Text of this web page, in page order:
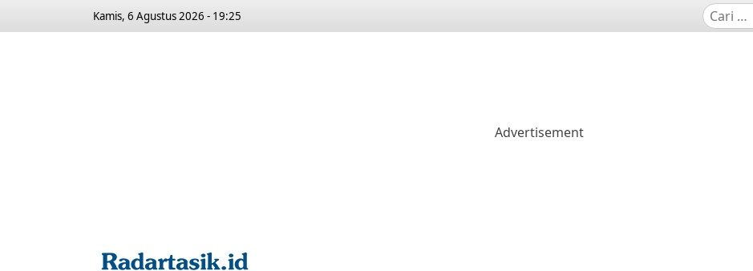
Kamis, 6 Agustus 2026 - 19:25